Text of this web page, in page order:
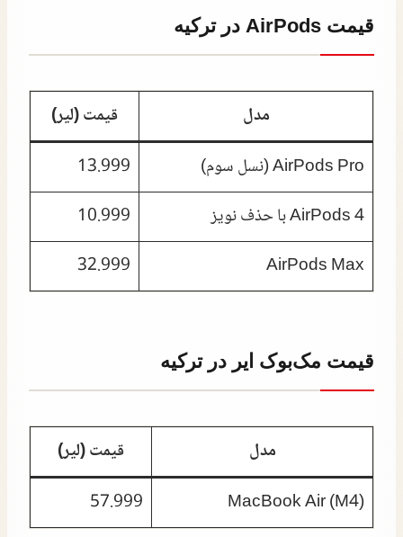
قیمت AirPods در ترکیه
مدل
قیمت (لیر)
AirPods Pro (نسل سوم)
13.999
AirPods 4 با حذف نویز
10.999
AirPods Max
32.999
قیمت مک‌بوک ایر در ترکیه
مدل
قیمت (لیر)
MacBook Air (M4)
57.999